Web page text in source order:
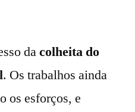
dacolheita do
. Os trabalhos ainda
os esforços, e